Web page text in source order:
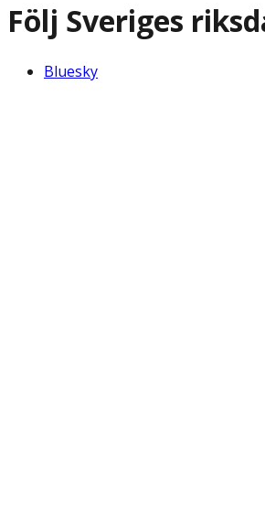
Följ Sveriges
Bluesky